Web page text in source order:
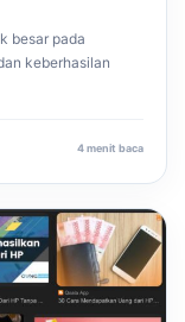
besar pada
keberhasilan
4 menit baca